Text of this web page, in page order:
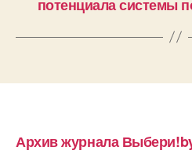
потенциала системы
Архив журнала